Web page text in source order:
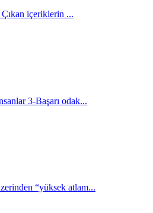
içeriklerin ...
3-Başarı odak...
“yüksek atlam...